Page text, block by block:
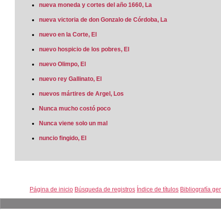
nueva moneda y cortes del año 1660, La
nueva victoria de don Gonzalo de Córdoba, La
nuevo en la Corte, El
nuevo hospicio de los pobres, El
nuevo Olimpo, El
nuevo rey Gallinato, El
nuevos mártires de Argel, Los
Nunca mucho costó poco
Nunca viene solo un mal
nuncio fingido, El
Página de inicio Búsqueda de registros Índice de títulos Bibliografía